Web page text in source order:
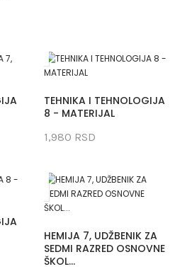
TEHNIKA I TEHNOLOGIJA
8 - MATERIJAL
1,980 RSD
HEMIJA 7, UDŽBENIK ZA
SEDMI RAZRED OSNOVNE
ŠKOL...